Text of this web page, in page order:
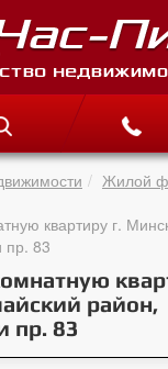
Жилой
квартиру г.
пр. 83
район,
пр. 83